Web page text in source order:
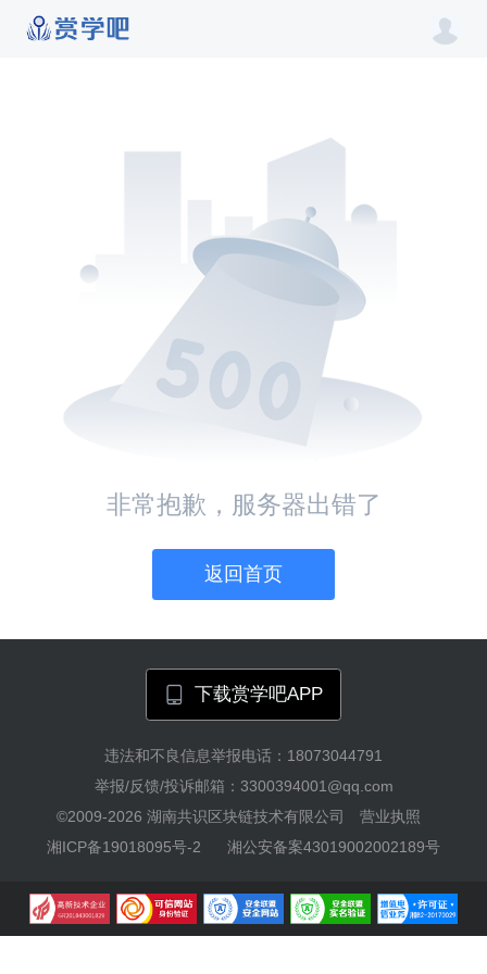
非常抱歉，服务器出错了
返回首页
下载赏学吧APP
违法和不良信息举报电话：18073044791
举报/反馈/投诉邮箱：3300394001@qq.com
©2009-2026 湖南共识区块链技术有限公司
营业执照
湘ICP备19018095号-2
湘公安备案43019002002189号